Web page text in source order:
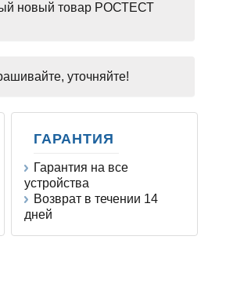
новый товар РОСТЕСТ
уточняйте!
ГАРАНТИЯ
Гарантия на все
устройства
Возврат в течении 14
дней